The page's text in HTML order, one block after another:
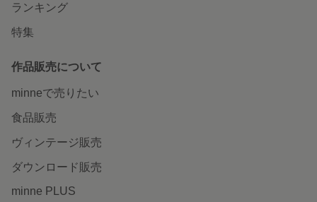
ランキング
特集
作品販売について
minneで売りたい
食品販売
ヴィンテージ販売
ダウンロード販売
minne PLUS